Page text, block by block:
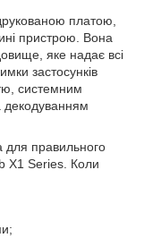
платою,
пристрою. Вона
яке надає всі
застосунків
системним
декодуванням
для правильного
X1 Series. Коли